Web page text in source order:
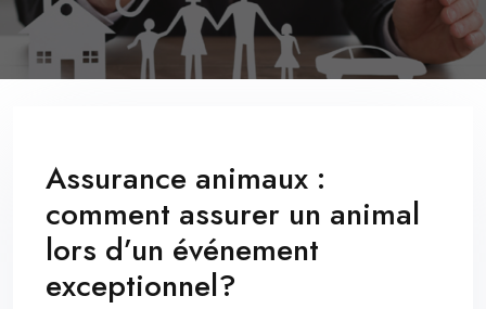
Assurance animaux :
comment assurer un animal
lors d’un événement
exceptionnel?